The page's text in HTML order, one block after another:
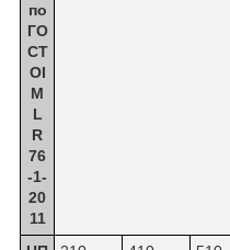
по
ГО
СТ
OI
M
L
R
76
-1-
20
11